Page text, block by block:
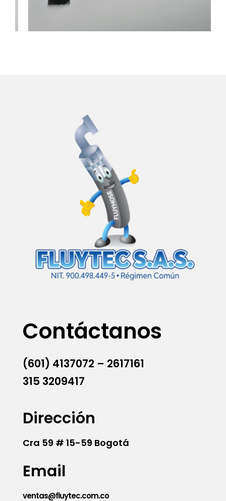
Contáctanos
(601) 4137072 – 2617161
315 3209417
Dirección
Cra 59 # 15-59 Bogotá
Email
ventas@fluytec.com.co